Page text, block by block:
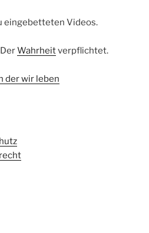
eingebetteten Videos.
Wahrheitverpflichtet.
der wir leben